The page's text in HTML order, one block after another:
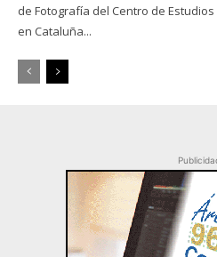
de Fotografía del Centro de
en Cataluña...